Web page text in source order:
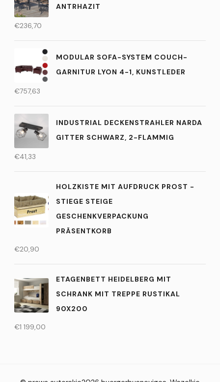
ANTRHAZIT
€236,70
MODULAR SOFA-SYSTEM COUCH-
GARNITUR LYON 4-1, KUNSTLEDER
€757,63
INDUSTRIAL DECKENSTRAHLER NARDA
GITTER SCHWARZ, 2-FLAMMIG
€41,33
HOLZKISTE MIT AUFDRUCK PROST -
STIEGE STEIGE
GESCHENKVERPACKUNG
PRÄSENTKORB
€20,90
ETAGENBETT HEIDELBERG MIT
SCHRANK MIT TREPPE RUSTIKAL
90X200
€1 199,00